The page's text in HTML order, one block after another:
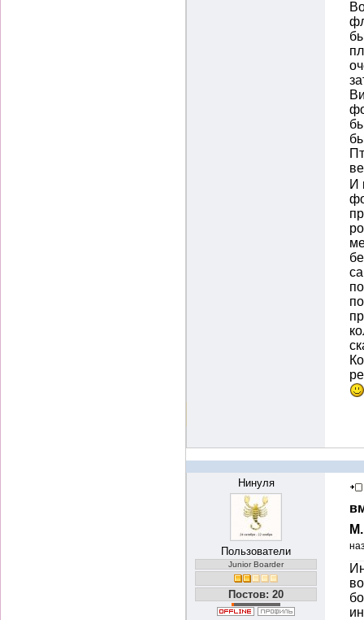
И
Нинуля
Пользователи
Junior Boarder
Постов: 20